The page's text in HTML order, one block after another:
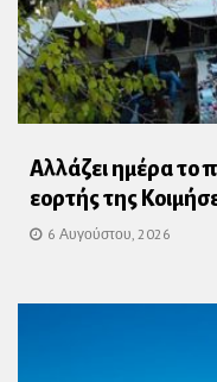
Αλλάζει ημέρα το
εορτής της
6 Αυγούστου, 2026